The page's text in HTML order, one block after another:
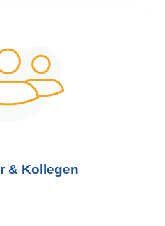
& Kollegen